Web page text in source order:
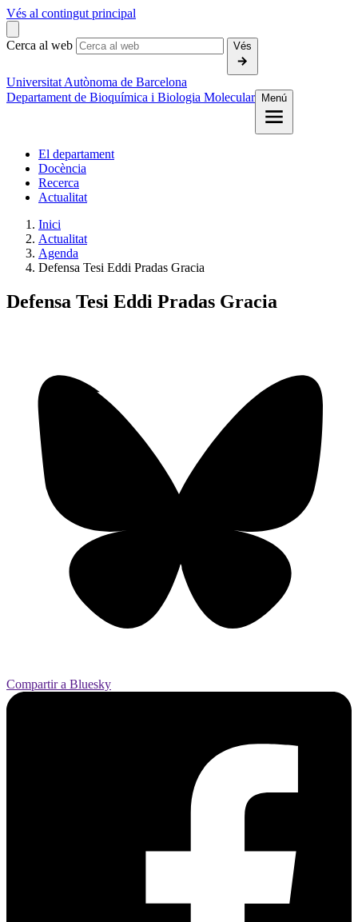
Vés al contingut principal
Cerca al web Vés
Universitat Autònoma de Barcelona
Departament de Bioquímica i Biologia Molecular
Menú
El departament
Docència
Recerca
Actualitat
Inici
Actualitat
Agenda
Defensa Tesi Eddi Pradas Gracia
Defensa Tesi Eddi Pradas Gracia
Compartir a Bluesky